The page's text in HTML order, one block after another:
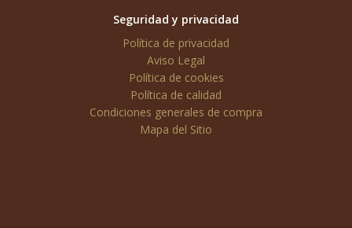
Seguridad y privacidad
Política de privacidad
Aviso Legal
Política de cookies
Política de calidad
Condiciones generales de compra
Mapa del Sitio